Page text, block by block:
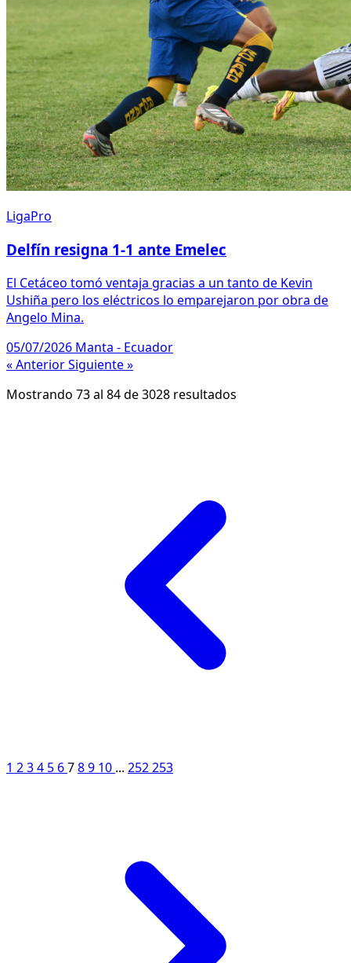
LigaPro
Delfín resigna 1-1 ante Emelec
El Cetáceo tomó ventaja gracias a un tanto de Kevin
Ushiña pero los eléctricos lo emparejaron por obra de
Angelo Mina.
05/07/2026 Manta - Ecuador
« AnteriorSiguiente »
Mostrando 73al 84de3028 resultados
1 234 5 6789 10 ... 252253